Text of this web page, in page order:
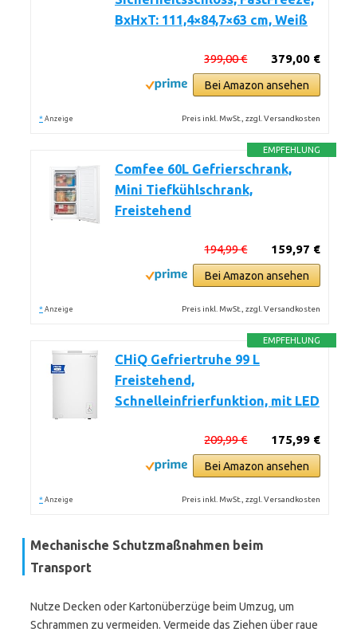
BxHxT: 111,4×84,7×63 cm, Weiß
379,00 €
399,00 €
Bei Amazon ansehen
* Anzeige Preis inkl. MwSt., zzgl. Versandkosten
EMPFEHLUNG
Comfee 60L Gefrierschrank,
Mini Tiefkühlschrank,
Freistehend
159,97 €
194,99 €
Bei Amazon ansehen
* Anzeige Preis inkl. MwSt., zzgl. Versandkosten
EMPFEHLUNG
CHiQ Gefriertruhe 99 L
Freistehend,
Schnelleinfrierfunktion, mit LED
175,99 €
209,99 €
Bei Amazon ansehen
* Anzeige Preis inkl. MwSt., zzgl. Versandkosten
Mechanische Schutzmaßnahmen beim
Transport
Nutze Decken oder Kartonüberzüge beim Umzug, um
Schrammen zu vermeiden. Vermeide das Ziehen über raue